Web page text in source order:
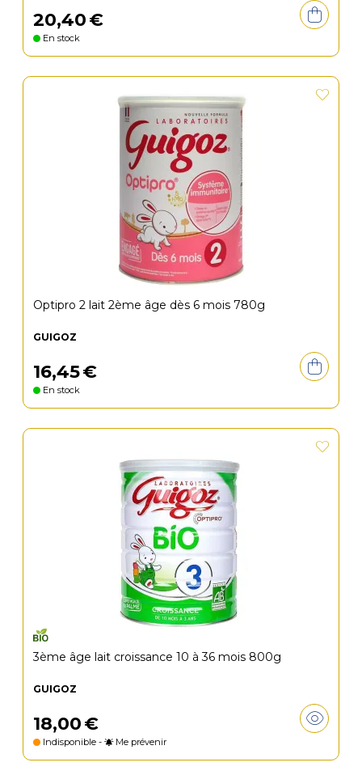
20,40€
En stock
Optipro 2 lait 2ème âge dès 6 mois 780g
GUIGOZ
16,45€
En stock
3ème âge lait croissance 10 à 36 mois 800g
GUIGOZ
18,00€
Indisponible - Me prévenir